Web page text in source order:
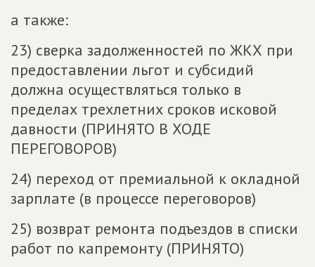
а также:
23) сверка задолженностей по ЖКХ при
предоставлении льгот и субсидий
должна осуществляться только в
пределах трехлетних сроков исковой
давности (ПРИНЯТО В ХОДЕ
ПЕРЕГОВОРОВ)
24) переход от премиальной к окладной
зарплате (в процессе переговоров)
25) возврат ремонта подъездов в списки
работ по капремонту (ПРИНЯТО)